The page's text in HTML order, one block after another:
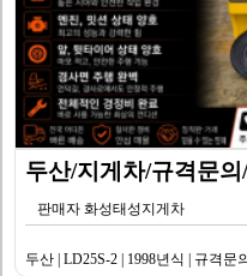
두산/지게차/규격문
판매자 화성태성지게차
두산 | LD25S-2 | 1998년식 | 규격문의